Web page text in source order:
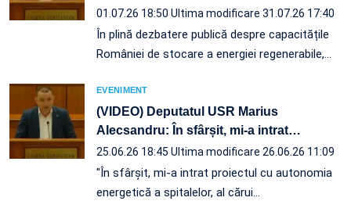
01.07.26 18:50 Ultima modificare 31.07.26 17:40
În plină dezbatere publică despre capacitățile
României de stocare a energiei regenerabile,…
EVENIMENT
(VIDEO) Deputatul USR Marius
Alecsandru: În sfârșit, mi-a intrat…
25.06.26 18:45 Ultima modificare 26.06.26 11:09
"În sfârșit, mi-a intrat proiectul cu autonomia
energetică a spitalelor, al cărui…